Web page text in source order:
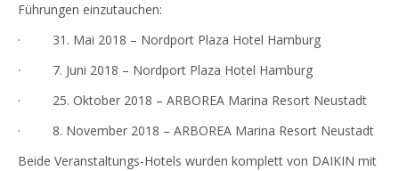
Führungen einzutauchen:
· 31. Mai 2018 – Nordport Plaza Hotel Hamburg
· 7. Juni 2018 – Nordport Plaza Hotel Hamburg
· 25. Oktober 2018 – ARBOREA Marina Resort Neustadt
· 8. November 2018 – ARBOREA Marina Resort Neustadt
Beide Veranstaltungs-Hotels wurden komplett von DAIKIN mit